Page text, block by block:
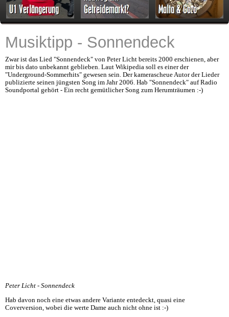
Musiktipp - Sonnendeck
Zwar ist das Lied "Sonnendeck" von Peter Licht bereits 2000 erschienen, aber
mir bis dato unbekannt geblieben. Laut Wikipedia soll es einer der
"Underground-Sommerhits" gewesen sein. Der kamerascheue Autor der Lieder
publizierte seinen jüngsten Song im Jahr 2006. Hab "Sonnendeck" auf Radio
Soundportal gehört - Ein recht gemütlicher Song zum Herumträumen :-)
Peter Licht - Sonnendeck
Hab davon noch eine etwas andere Variante entedeckt, quasi eine
Coverversion, wobei die werte Dame auch nicht ohne ist :-)